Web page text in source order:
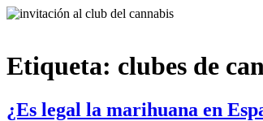
Etiqueta: clubes de
¿Es legal la marihuana en